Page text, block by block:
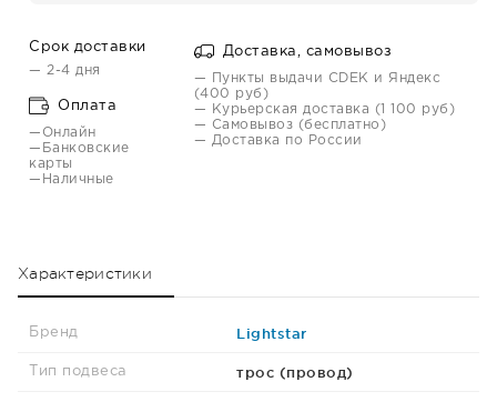
Срок доставки
— 2-4 дня
Оплата
—Онлайн
—Банковские
карты
—Наличные
Доставка, самовывоз
— Пункты выдачи CDEK и Яндекс
(400 руб)
— Курьерская доставка (1 100 руб)
— Самовывоз (бесплатно)
— Доставка по России
Характеристики
Бренд Lightstar
Тип подвеса трос (провод)